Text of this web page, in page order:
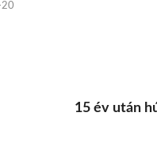
15 év után